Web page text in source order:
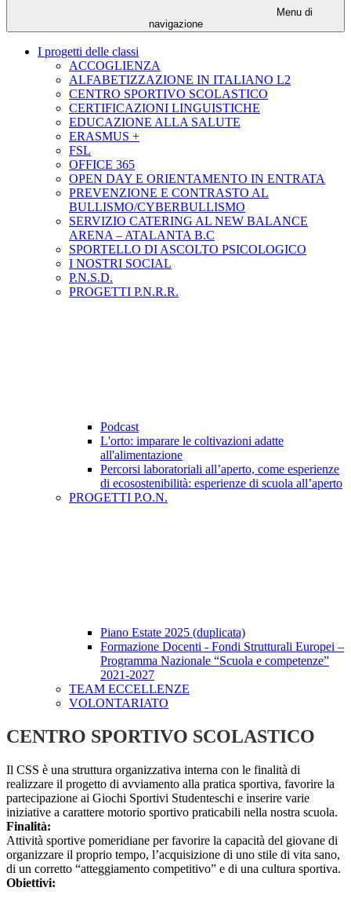
Menu di
navigazione
I progetti delle classi
ACCOGLIENZA
ALFABETIZZAZIONE IN ITALIANO L2
CENTRO SPORTIVO SCOLASTICO
CERTIFICAZIONI LINGUISTICHE
EDUCAZIONE ALLA SALUTE
ERASMUS +
FSL
OFFICE 365
OPEN DAY E ORIENTAMENTO IN ENTRATA
PREVENZIONE E CONTRASTO AL
BULLISMO/CYBERBULLISMO
SERVIZIO CATERING AL NEW BALANCE
ARENA – ATALANTA B.C
SPORTELLO DI ASCOLTO PSICOLOGICO
I NOSTRI SOCIAL
P.N.S.D.
PROGETTI P.N.R.R.
Podcast
L'orto: imparare le coltivazioni adatte
all'alimentazione
Percorsi laboratoriali all’aperto, come esperienze
di ecosostenibilità: esperienze di scuola all’aperto
PROGETTI P.O.N.
Piano Estate 2025 (duplicata)
Formazione Docenti - Fondi Strutturali Europei –
Programma Nazionale “Scuola e competenze”
2021-2027
TEAM ECCELLENZE
VOLONTARIATO
CENTRO SPORTIVO SCOLASTICO
Il CSS è una struttura organizzativa interna con le finalità di
realizzare il progetto di avviamento alla pratica sportiva, favorire la
partecipazione ai Giochi Sportivi Studenteschi e inserire varie
iniziative a carattere motorio sportivo praticabili nella nostra scuola.
Finalità:
Attività sportive pomeridiane per favorire la capacità del giovane di
organizzare il proprio tempo, l’acquisizione di uno stile di vita sano,
di un corretto “atteggiamento competitivo” e di una cultura sportiva.
Obiettivi: